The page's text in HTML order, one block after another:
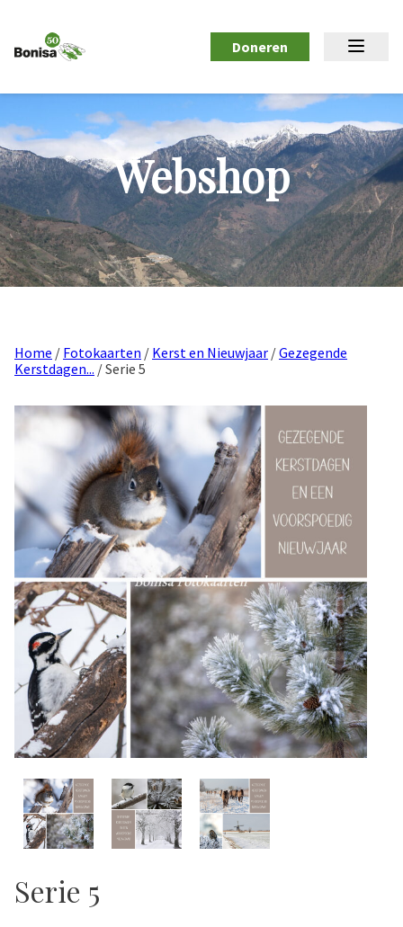
Doneren
Webshop
Home / Fotokaarten / Kerst en Nieuwjaar /Gezegende
Kerstdagen... / Serie 5
Serie 5